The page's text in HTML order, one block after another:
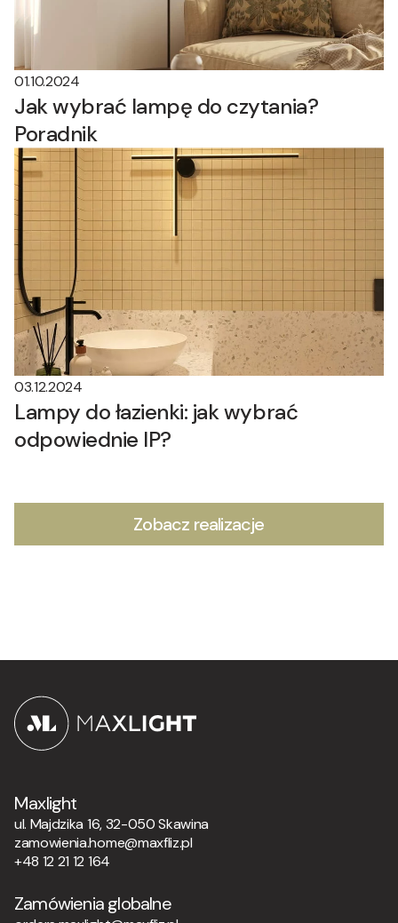
01.10.2024
Jak wybrać lampę do czytania?
Poradnik
03.12.2024
Lampy do łazienki: jak wybrać
odpowiednie IP?
Zobacz realizacje
Maxlight
ul. Majdzika 16, 32-050 Skawina
zamowienia.home@maxfliz.pl
+48 12 21 12 164
Zamówienia globalne